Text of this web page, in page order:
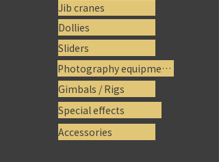
Accessories
Special effects
Gimbals / Rigs
Photography equipment
Sliders
Dollies
Jib cranes